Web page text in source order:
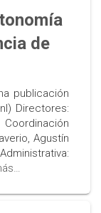
de
publicación
Directores:
Agustín